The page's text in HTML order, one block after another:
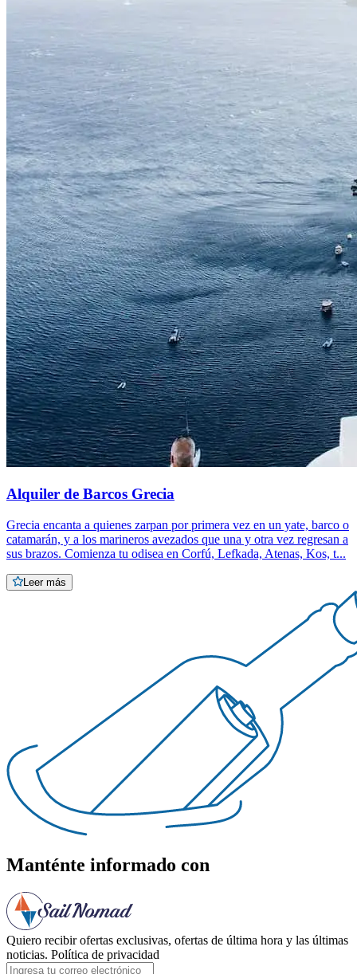
Alquiler de Barcos Grecia
Grecia encanta a quienes zarpan por primera vez en un yate, barco o
catamarán, y a los marineros avezados que una y otra vez regresan a
sus brazos. Comienza tu odisea en Corfú, Lefkada, Atenas, Kos, t...
Leer más
Manténte informado con
Quiero recibir ofertas exclusivas, ofertas de última hora y las últimas
noticias. Política de privacidad